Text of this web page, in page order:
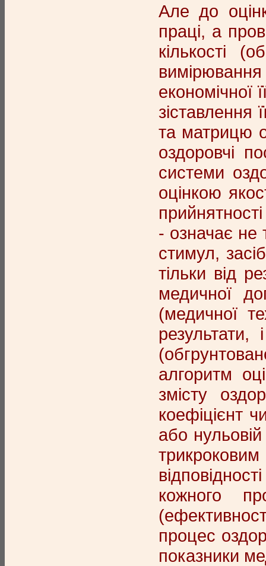
Але до
праці, а
кількості
економічної
зіставлення
та матрицю
оздоровчі
системи
оцінкою
- означає не
стимул,
тільки від
медичної
(медичної
результати,
алгоритм
змісту
коефіцієнт
або
кожного
процес
показники